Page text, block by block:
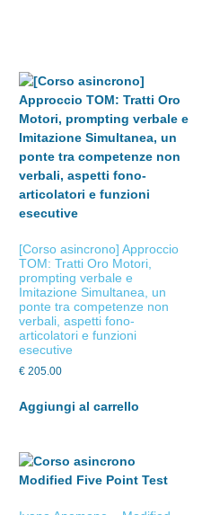
[Corso asincrono] Approccio
TOM: Tratti Oro Motori,
prompting verbale e
Imitazione Simultanea, un
ponte tra competenze non
verbali, aspetti fono-
articolatori e funzioni
esecutive
€ 205.00
Aggiungi al carrello